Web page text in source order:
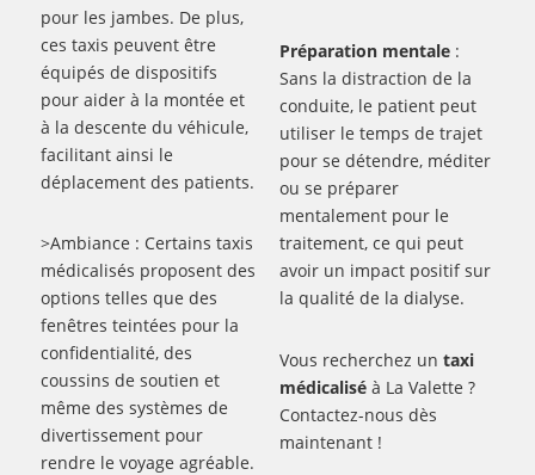
pour les jambes. De plus,
ces taxis peuvent être
équipés de dispositifs
pour aider à la montée et
à la descente du véhicule,
facilitant ainsi le
déplacement des patients.
>Ambiance : Certains taxis
médicalisés proposent des
options telles que des
fenêtres teintées pour la
confidentialité, des
coussins de soutien et
même des systèmes de
divertissement pour
rendre le voyage agréable.
Préparation mentale:
Sans la distraction de la
conduite, le patient peut
utiliser le temps de trajet
pour se détendre, méditer
ou se préparer
mentalement pour le
traitement, ce qui peut
avoir un impact positif sur
la qualité de la dialyse.
Vous recherchez un taxi
médicaliséà La Valette ?
Contactez-nous dès
maintenant !